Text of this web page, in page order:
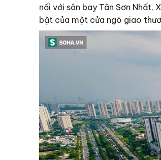
nối với sân bay Tân Sơn Nhất,
bật của một cửa ngõ giao